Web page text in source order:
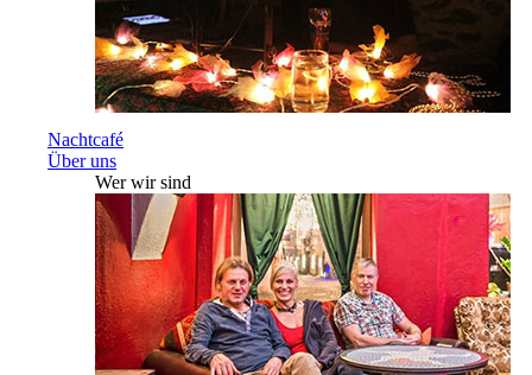
Nachtcafé
Über uns
Wer wir sind